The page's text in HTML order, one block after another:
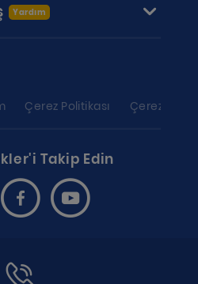
Yardım
Çerez Politikası Çerez
Takip Edin